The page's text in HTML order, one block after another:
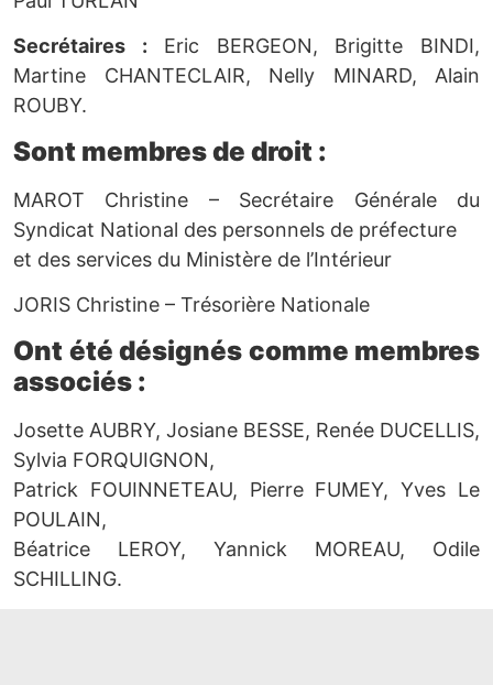
Secrétaires : Eric BERGEON, Brigitte BINDI,
Martine CHANTECLAIR, Nelly MINARD, Alain
ROUBY.
Sont membres de droit :
MAROT Christine – Secrétaire Générale du
Syndicat National des personnels de préfecture
et des services du Ministère de l’Intérieur
JORIS Christine – Trésorière Nationale
Ont été désignés comme membres
associés :
Josette AUBRY, Josiane BESSE, Renée DUCELLIS,
Sylvia FORQUIGNON,
Patrick FOUINNETEAU, Pierre FUMEY, Yves Le
POULAIN,
Béatrice LEROY, Yannick MOREAU, Odile
SCHILLING.